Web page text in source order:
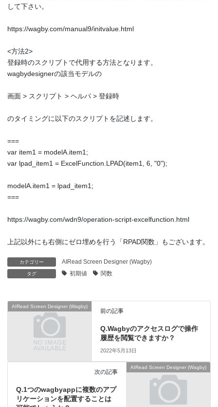
して下さい。
https://wagby.com/manual9/initvalue.html
<方法2>
登録時のスクリプトで代用する方法となります。
wagbydesignerの該当モデルの
画面 > スクリプト > ヘルパ > 登録時
のタイミングに以下のスクリプトを記述します。
===
var item1 = modelA.item1;
var lpad_item1 = ExcelFunction.LPAD(item1, 6, "0");
modelA.item1 = lpad_item1;
===
https://wagby.com/wdn9/operation-script-excelfunction.html
上記以外にも右側にゼロ埋めを行う「RPAD関数」もございます。
カテゴリー AIRead Screen Designer (Wagby)
タグ 初期値 関数
AIRead Screen Designer (Wagby)
前の記事
Q.Wagbyのアクセスログで操作
履歴を閲覧できますか？
2022年5月13日
AIRead Screen Designer (Wagby)
次の記事
Q.1つのwagbyappに複数のアプ
リケーションを配置することは